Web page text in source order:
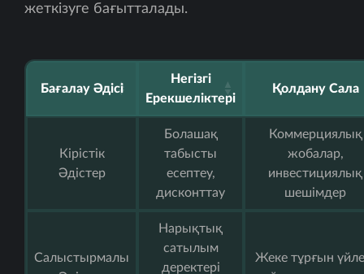
жеткізуге бағытталады.
Бағалау Әдісі
Негізгі
Ерекшеліктері
Қолдану Сала
Кірістік
Әдістер
Болашақ
табысты
есептеу,
дисконттау
Коммерциялық
жобалар,
инвестициялық
шешімдер
Салыстырмалы
Нарықтық
сатылым
деректері
Жеке тұрғын